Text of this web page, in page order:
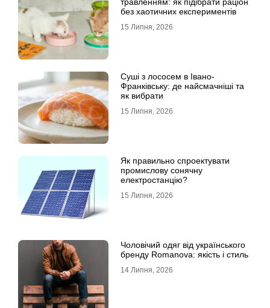
без хаотичних експериментів
15 Липня, 2026
Суші з лососем в Івано-
Франківську: де найсмачніші та
як вибрати
15 Липня, 2026
Як правильно спроектувати
промислову сонячну
електростанцію?
15 Липня, 2026
Чоловічий одяг від українського
бренду Romanova: якість і стиль
14 Липня, 2026